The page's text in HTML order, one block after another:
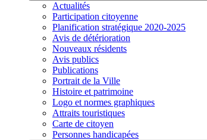
Actualités
Participation citoyenne
Planification stratégique 2020-2025
Avis de détérioration
Nouveaux résidents
Avis publics
Publications
Portrait de la Ville
Histoire et patrimoine
Logo et normes graphiques
Attraits touristiques
Carte de citoyen
Personnes handicapées